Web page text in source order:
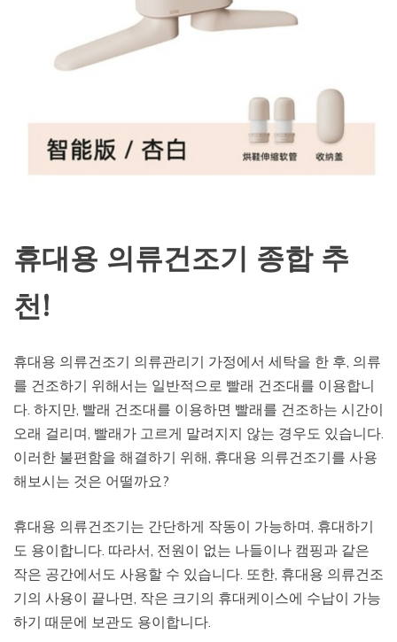
휴대용 의류건조기 종합 추
천!
휴대용 의류건조기 의류관리기 가정에서 세탁을 한 후, 의류
를 건조하기 위해서는 일반적으로 빨래 건조대를 이용합니
다. 하지만, 빨래 건조대를 이용하면 빨래를 건조하는 시간이
오래 걸리며, 빨래가 고르게 말려지지 않는 경우도 있습니다.
이러한 불편함을 해결하기 위해, 휴대용 의류건조기를 사용
해보시는 것은 어떨까요?
휴대용 의류건조기는 간단하게 작동이 가능하며, 휴대하기
도 용이합니다. 따라서, 전원이 없는 나들이나 캠핑과 같은
작은 공간에서도 사용할 수 있습니다. 또한, 휴대용 의류건조
기의 사용이 끝나면, 작은 크기의 휴대케이스에 수납이 가능
하기 때문에 보관도 용이합니다.